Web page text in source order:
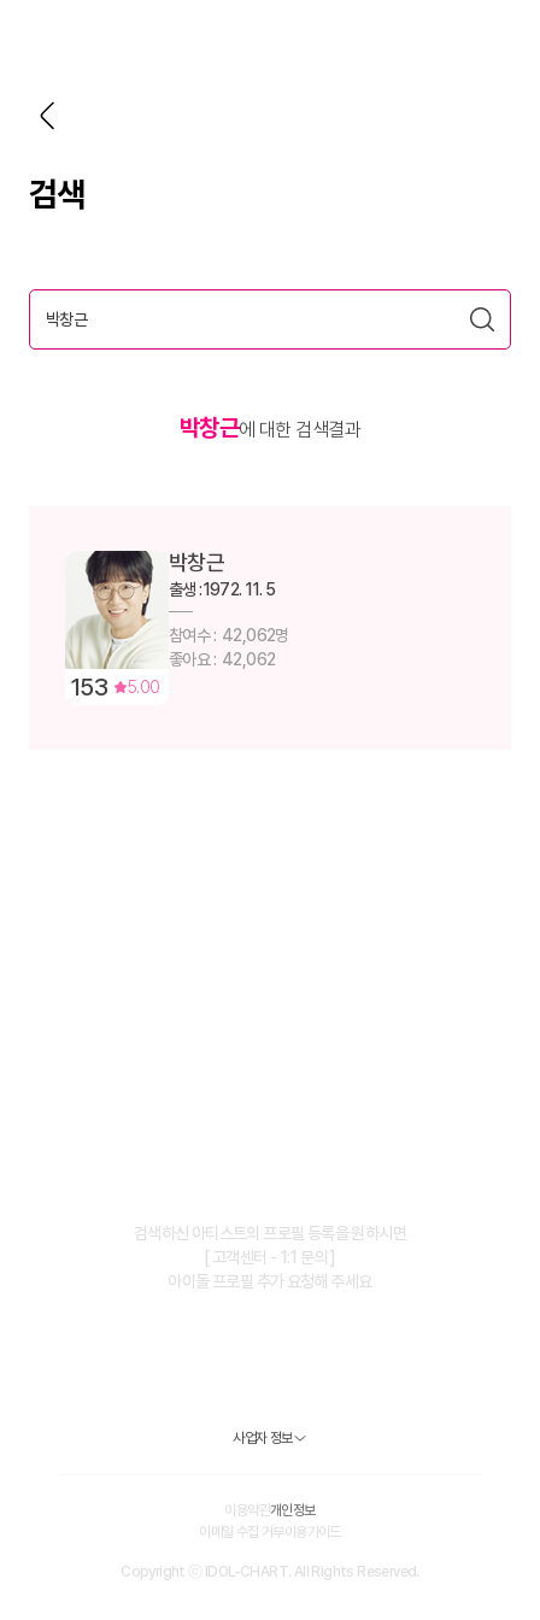
검색
박창근에 대한 검색결과
153 5.00
박창근
출생 :1972. 11. 5
42,062
42,062
검색하신 아티스트의 프로필 등록을 원하시면
[ 고객센터 - 1:1 문의 ]
아이돌 프로필 추가 요청해 주세요
사업자 정보
이용약관개인정보
이메일 수집 거부이용가이드
Copyright ⓒ IDOL-CHART. All Rights Reserved.